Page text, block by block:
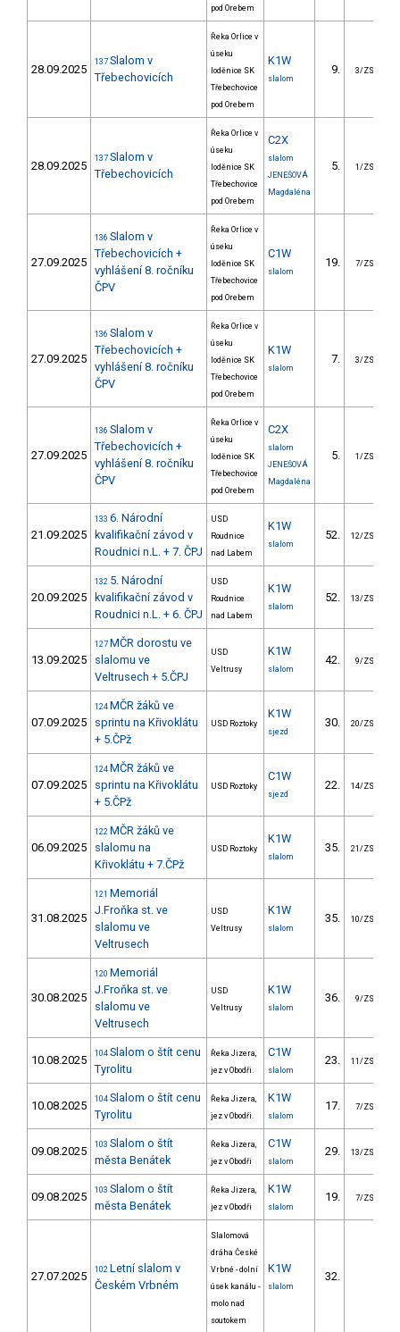
pod Orebem
28.09.2025
137 Slalom v
Třebechovicích
Řeka Orlice v
úseku
loděnice SK
Třebechovice
pod Orebem
K1W
slalom
9. 3/ZS
28.09.2025
137 Slalom v
Třebechovicích
Řeka Orlice v
úseku
loděnice SK
Třebechovice
pod Orebem
C2X
slalom
JENEŠOVÁ
Magdaléna
5. 1/ZS
27.09.2025
136 Slalom v
Třebechovicích +
vyhlášení 8. ročníku
ČPV
Řeka Orlice v
úseku
loděnice SK
Třebechovice
pod Orebem
C1W
slalom
19. 7/ZS
27.09.2025
136 Slalom v
Třebechovicích +
vyhlášení 8. ročníku
ČPV
Řeka Orlice v
úseku
loděnice SK
Třebechovice
pod Orebem
K1W
slalom
7. 3/ZS
27.09.2025
136 Slalom v
Třebechovicích +
vyhlášení 8. ročníku
ČPV
Řeka Orlice v
úseku
loděnice SK
Třebechovice
pod Orebem
C2X
slalom
JENEŠOVÁ
Magdaléna
5. 1/ZS
21.09.2025
133 6. Národní
kvalifikační závod v
Roudnici n.L. + 7. ČPJ
USD
Roudnice
nad Labem
K1W
slalom
52. 12/ZS
20.09.2025
132 5. Národní
kvalifikační závod v
Roudnici n.L. + 6. ČPJ
USD
Roudnice
nad Labem
K1W
slalom
52. 13/ZS
13.09.2025
127 MČR dorostu ve
slalomu ve
Veltrusech + 5.ČPJ
USD
Veltrusy
K1W
slalom
42. 9/ZS
07.09.2025
124 MČR žáků ve
sprintu na Křivoklátu
+ 5.ČPž
USD Roztoky
K1W
sjezd
30. 20/ZS
07.09.2025
124 MČR žáků ve
sprintu na Křivoklátu
+ 5.ČPž
USD Roztoky
C1W
sjezd
22. 14/ZS
06.09.2025
122 MČR žáků ve
slalomu na
Křivoklátu + 7.ČPž
USD Roztoky
K1W
slalom
35. 21/ZS
31.08.2025
121 Memoriál
J.Froňka st. ve
slalomu ve
Veltrusech
USD
Veltrusy
K1W
slalom
35. 10/ZS
30.08.2025
120 Memoriál
J.Froňka st. ve
slalomu ve
Veltrusech
USD
Veltrusy
K1W
slalom
36. 9/ZS
10.08.2025 104 Slalom o štít cenu
Tyrolitu
Řeka Jizera,
jez v Obodři.
C1W
slalom
23. 11/ZS
10.08.2025 104 Slalom o štít cenu
Tyrolitu
Řeka Jizera,
jez v Obodři.
K1W
slalom
17. 7/ZS
09.08.2025 103 Slalom o štít
města Benátek
Řeka Jizera,
jez v Obodři
C1W
slalom
29. 13/ZS
09.08.2025 103 Slalom o štít
města Benátek
Řeka Jizera,
jez v Obodři
K1W
slalom
19. 7/ZS
27.07.2025 102 Letní slalom v
Českém Vrbném
Slalomová
dráha České
Vrbné - dolní
úsek kanálu -
molo nad
soutokem
K1W
slalom
32.